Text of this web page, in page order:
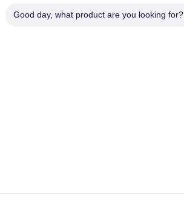
Contrôle De Qualité
Good day, what product are you looking for?